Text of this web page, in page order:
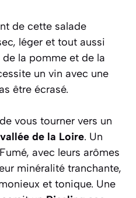
de cette salade
léger et tout aussi
de la pomme et de la
un vin avec une
être écrasé.
vous tourner vers un
de la Loire. Un
avec leurs arômes
minéralité tranchante,
et tonique. Une